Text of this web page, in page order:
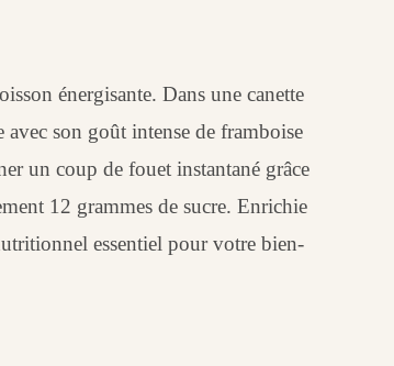
énergisante. Dans une canette
son goût intense de framboise
un coup de fouet instantané grâce
12 grammes de sucre. Enrichie
essentiel pour votre bien-